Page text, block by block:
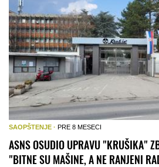
SAOPŠTENJE · PRE 8 MESECI
ASNS OSUDIO UPRAVU "KRUŠIKA"
"BITNE SU MAŠINE, A NE RANJENI